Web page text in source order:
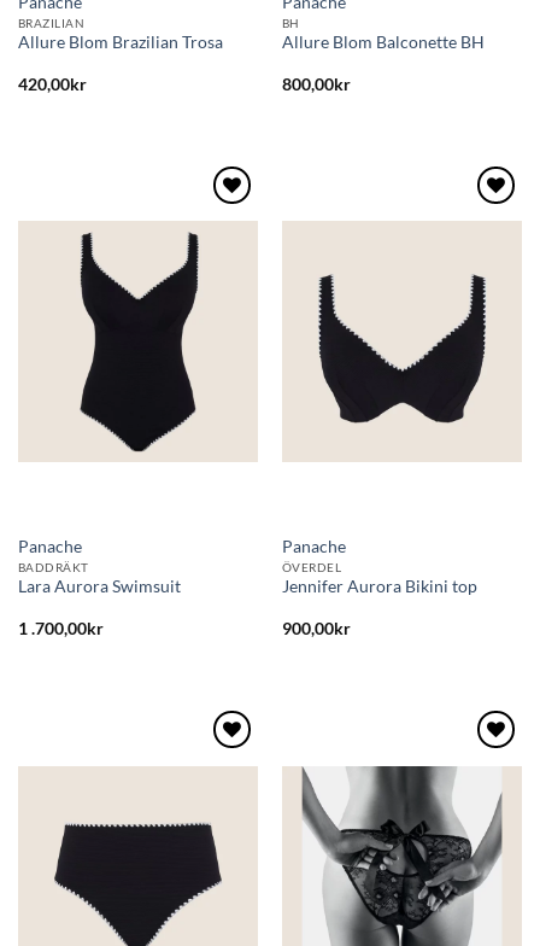
BRAZILIAN
Allure Blom Brazilian Trosa
420,00kr
BH
Allure Blom Balconette BH
800,00kr
önskelistan
Panache
BADDRÄKT
Lara Aurora Swimsuit
1 .700,00kr
önskelistan
Panache
ÖVERDEL
Jennifer Aurora Bikini top
900,00kr
önskelistan
Lägg
önskelistan